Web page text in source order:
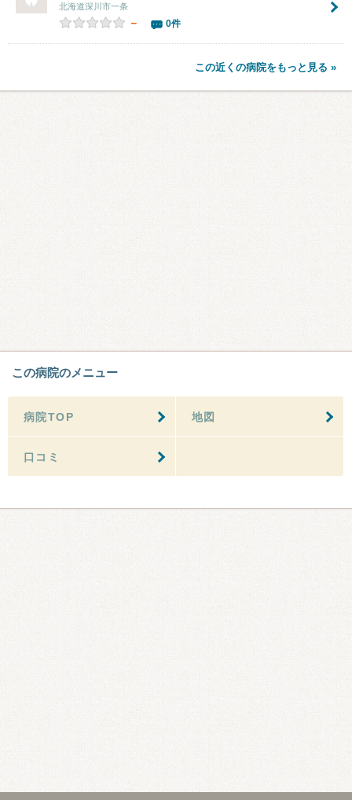
北海道深川市一条
－ 0件
この近くの病院をもっと見る »
この病院のメニュー
病院TOP 地図
口コミ